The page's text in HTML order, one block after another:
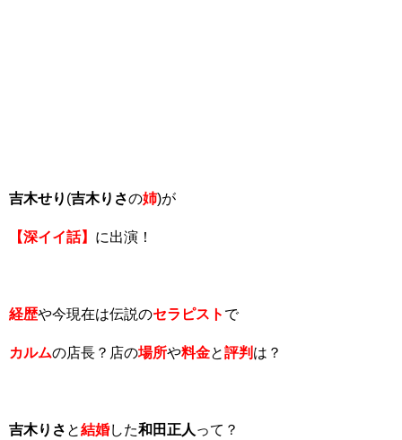
吉木せり (吉木りさの姉)が
【深イイ話】 に出演！
経歴や今現在は伝説のセラピスト で
カルムの店長？店の場所や料金と評判 は？
吉木りさ と結婚した和田正人 って？